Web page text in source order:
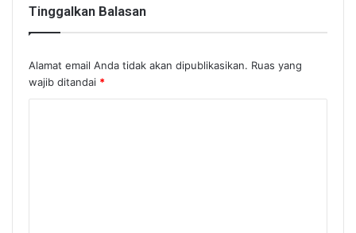
Tinggalkan Balasan
Alamat email Anda tidak akan dipublikasikan. Ruas yang
wajib ditandai *